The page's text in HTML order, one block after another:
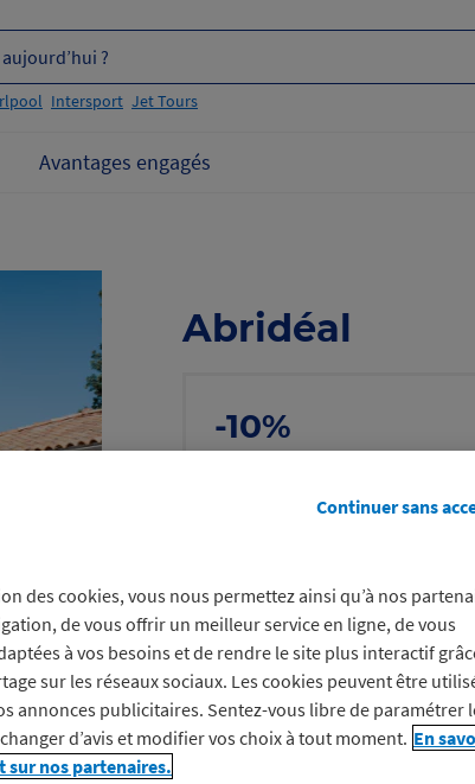
?
Intersport Jet Tours
Avantages engagés
Abridéal
-10%
sur l’achat d’un
Voir les conditions
L’inventeur de l’abri de piscine
fabrication du tout premier abri
aujourd’hui une gamme
des cookies, vous nous permettez ainsi qu’à nos
de vous offrir un meilleur service en ligne, de vous
à vos besoins et de rendre le site plus interactif
sur les réseaux sociaux. Les cookies peuvent être
annonces publicitaires. Sentez-vous libre de paramétrer
d’avis et modifier vos choix à tout moment. En
sur nos partenaires.
Continuer sans